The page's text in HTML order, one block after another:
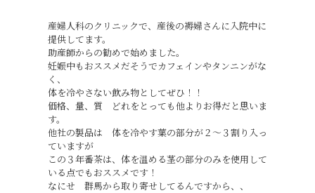
産婦人科のクリニックで、産後の褥婦さんに入院中に
提供してます。
助産師からの勧めで始めました。
妊娠中もおススメだそうでカフェインやタンニンがな
く、
体を冷やさない飲み物としてぜひ！！
価格、量、質　どれをとっても他よりお得だと思いま
す。
他社の製品は　体を冷やす葉の部分が２～３割り入っ
ていますが
この３年番茶は、体を温める茎の部分のみを使用して
いる点でもおススメです！
なにせ　群馬から取り寄せしてるんですから、、